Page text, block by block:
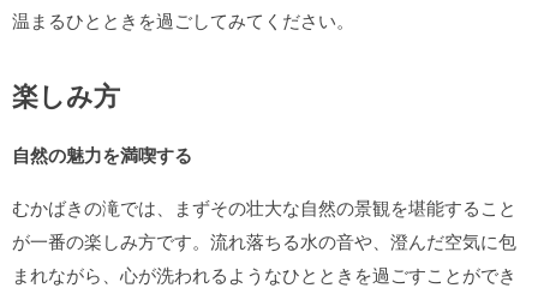
温まるひとときを過ごしてみてください。
楽しみ方
自然の魅力を満喫する
むかばきの滝では、まずその壮大な自然の景観を堪能すること
が一番の楽しみ方です。流れ落ちる水の音や、澄んだ空気に包
まれながら、心が洗われるようなひとときを過ごすことができ